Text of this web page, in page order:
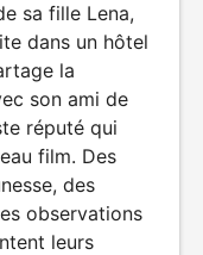
sa fille Lena,
dans un hôtel
la
son ami de
réputé qui
film. Des
des
observations
leurs